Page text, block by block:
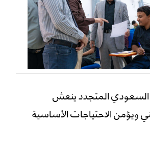
السعودي المتجدد ينعش
ويؤمن الاحتياجات الأساسية